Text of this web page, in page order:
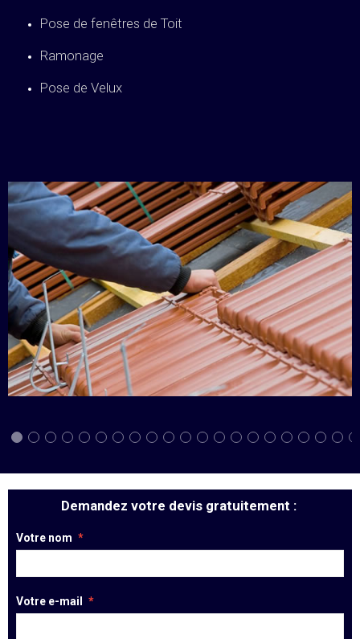
Pose de fenêtres de Toit
Ramonage
Pose de Velux
Demandez votre devis gratuitement :
Votre nom
Votre e-mail